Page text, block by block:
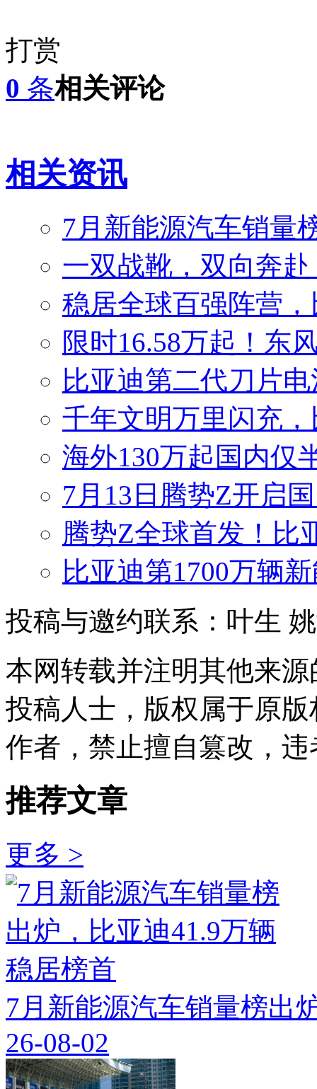
打赏
0 条相关评论
相关资讯
7月新能源汽车销量
一双战靴，双向奔
稳居全球百强阵营
限时16.58万起！东
比亚迪第二代刀片
千年文明万里闪充
海外130万起国内仅
7月13日腾势Z开启
腾势Z全球首发！比
比亚迪第1700万辆
投稿与邀约联系：叶生
本网转载并注明其他来
投稿人士，版权属于原
作者，禁止擅自篡改，
推荐文章
更多 >
7月新能源汽车销量榜出
26-08-02